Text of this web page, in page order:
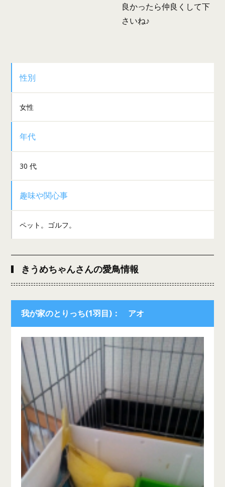
良かったら仲良くして下
さいね♪
性別
女性
年代
30 代
趣味や関心事
ペット。ゴルフ。
きうめちゃんさんの愛鳥情報
我が家のとりっち(1羽目)： アオ